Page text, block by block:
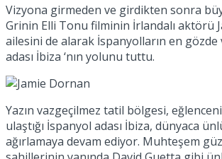
Vizyona girmeden ve girdikten sonra
Grinin Elli Tonu filminin İrlandalı aktörü
ailesini de alarak İspanyolların en
adası İbiza ‘nın yolunu tuttu.
Yazın vazgeçilmez tatil bölgesi,
ulaştığı İspanyol adası İbiza, dünyaca
ağırlamaya devam ediyor. Muhteşem